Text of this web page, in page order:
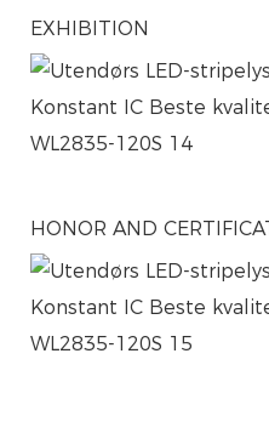
EXHIBITION
HONOR AND